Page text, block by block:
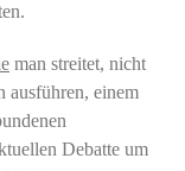
man streitet, nicht
ausführen, einem
Debatte um